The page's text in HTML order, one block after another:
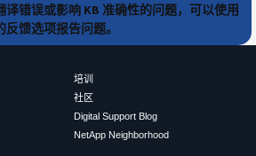
译错误或影响 KB 准确性的问题，可以使用
馈选项报告问题。
培训
社区
Digital Support Blog
NetApp Neighborhood